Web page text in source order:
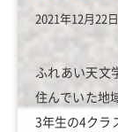
2021年12月22
ふれあい天文
住んでいた地
3年生の4クラ